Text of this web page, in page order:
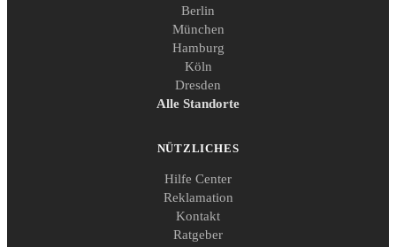
Berlin
München
Hamburg
Köln
Dresden
Alle Standorte
NÜTZLICHES
Hilfe Center
Reklamation
Kontakt
Ratgeber